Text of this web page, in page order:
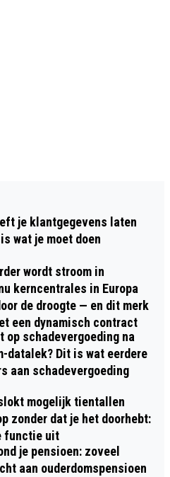
je klantgegevens laten
wat je moet doen
wordt stroom in
kerncentrales in Europa
de droogte — en dit merk
een dynamisch contract
op schadevergoeding na
datalek? Dit is wat eerdere
aan schadevergoeding
mogelijk tientallen
zonder dat je het doorhebt:
functie uit
je pensioen: zoveel
aan ouderdomspensioen